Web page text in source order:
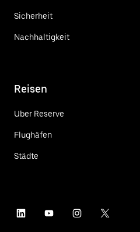
Sicherheit
Nachhaltigkeit
Reisen
Uber Reserve
Flughäfen
Städte